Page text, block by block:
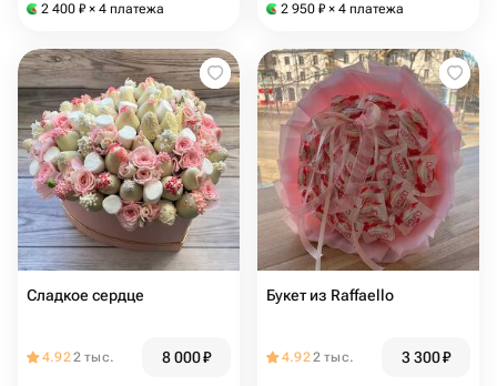
2 400 ₽ × 4 платежа 2 950 ₽ × 4 платежа
Сладкое сердце
4.922 тыс. 8 000₽
Букет из Raffaello
4.922 тыс. 3 300₽